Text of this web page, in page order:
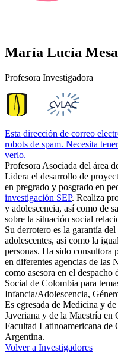
María Lucía
Profesora Investigadora
Esta dirección de correo
robots de spam. Necesita
verlo.
Profesora Asociada del área
Lidera el desarrollo de
en pregrado y posgrado en
investigación SEP. Realiza
y adolescencia, así como de
sobre la situación social
Su derrotero es la garantía
adolescentes, así como la
personas. Ha sido consultora
en diferentes agencias de las
como asesora en el
Social de Colombia para
Infancia/Adolescencia,
Es egresada de Medicina y
Javeriana y de la Maestría en
Facultad Latinoamericana
Argentina.
Volver a Investigadores